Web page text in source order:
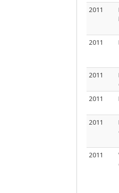
2011
2011
2011
2011
2011
2011